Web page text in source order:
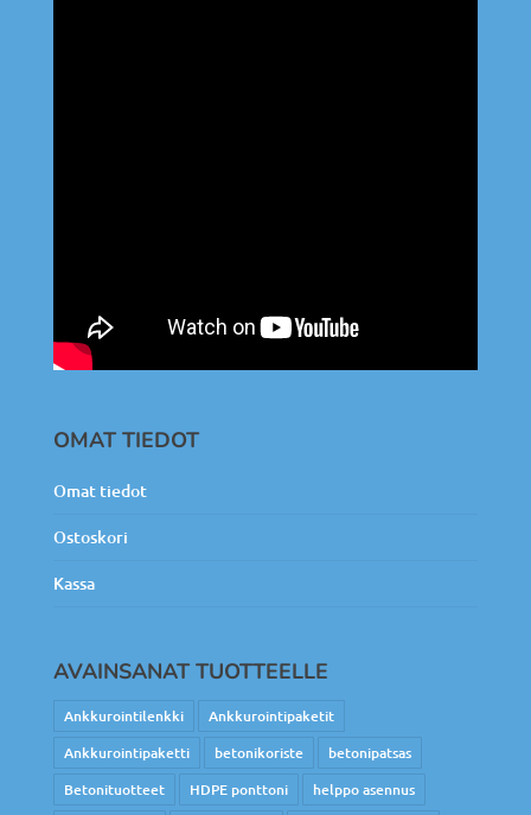
OMAT TIEDOT
Omat tiedot
Ostoskori
Kassa
AVAINSANAT TUOTTEELLE
Ankkurointilenkki
Ankkurointipaketit
Ankkurointipaketti
betonikoriste
betonipatsas
Betonituotteet
HDPE ponttoni
helppo asennus